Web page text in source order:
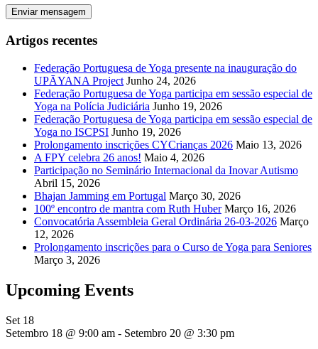
Artigos recentes
Federação Portuguesa de Yoga presente na inauguração do
UPĀYANA Project Junho 24, 2026
Federação Portuguesa de Yoga participa em sessão especial de
Yoga na Polícia Judiciária Junho 19, 2026
Federação Portuguesa de Yoga participa em sessão especial de
Yoga no ISCPSI Junho 19, 2026
Prolongamento inscrições CYCrianças 2026 Maio 13, 2026
A FPY celebra 26 anos! Maio 4, 2026
Participação no Seminário Internacional da Inovar Autismo
Abril 15, 2026
Bhajan Jamming em Portugal Março 30, 2026
100º encontro de mantra com Ruth Huber Março 16, 2026
Convocatória Assembleia Geral Ordinária 26-03-2026 Março
12, 2026
Prolongamento inscrições para o Curso de Yoga para Seniores
Março 3, 2026
Upcoming Events
Set 18
Setembro 18 @ 9:00 am - Setembro 20 @ 3:30 pm